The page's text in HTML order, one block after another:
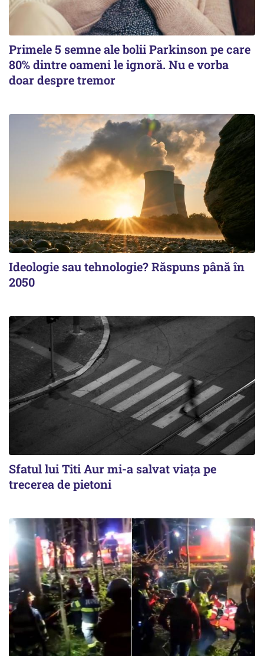
Primele 5 semne ale bolii Parkinson pe care
80% dintre oameni le ignoră. Nu e vorba
doar despre tremor
Ideologie sau tehnologie? Răspuns până în
2050
Sfatul lui Titi Aur mi-a salvat viaţa pe
trecerea de pietoni